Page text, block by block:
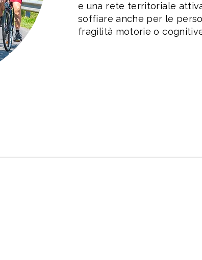
e una rete territoriale
soffiare anche per le
fragilità motorie o